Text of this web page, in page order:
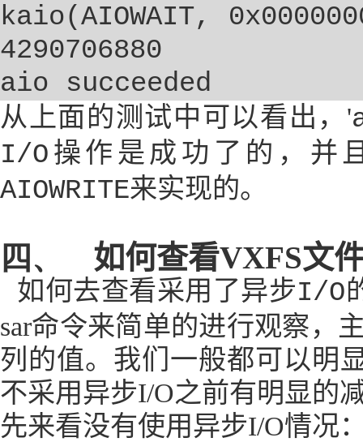
kaio(AIOWAIT,
4290706880
aio succeeded
从上面的测试中可以看出，'
I/O 操作是成功了的，并
AIOWRITE来实现的。
四、 如何查看VXFS文
如何去查看采用了异步I/O
sar命令来简单的进行观察，
列的值。我们一般都可以明
不采用异步I/O之前有明显的
先来看没有使用异步I/O情况